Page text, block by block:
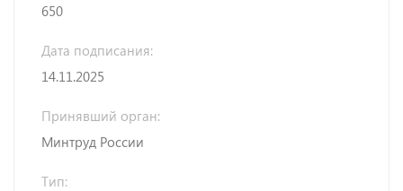
650
Дата подписания:
14.11.2025
Принявший орган:
Минтруд России
Тип: